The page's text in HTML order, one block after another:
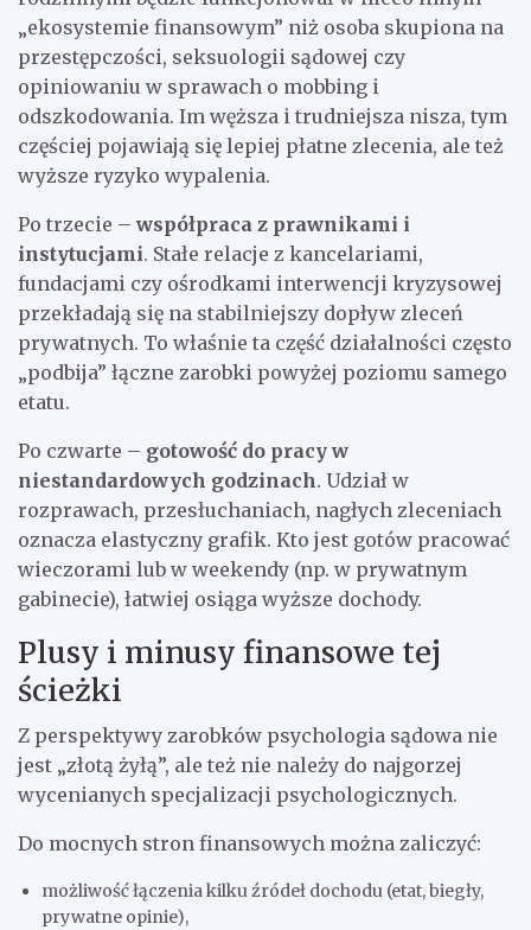
„ekosystemie finansowym” niż osoba skupiona na
przestępczości, seksuologii sądowej czy
opiniowaniu w sprawach o mobbing i
odszkodowania. Im węższa i trudniejsza nisza, tym
częściej pojawiają się lepiej płatne zlecenia, ale też
wyższe ryzyko wypalenia.
Po trzecie –współpraca z prawnikami i
instytucjami. Stałe relacje z kancelariami,
fundacjami czy ośrodkami interwencji kryzysowej
przekładają się na stabilniejszy dopływ zleceń
prywatnych. To właśnie ta część działalności często
„podbija” łączne zarobki powyżej poziomu samego
etatu.
Po czwarte – gotowość do pracy w
niestandardowych godzinach. Udział w
rozprawach, przesłuchaniach, nagłych zleceniach
oznacza elastyczny grafik. Kto jest gotów pracować
wieczorami lub w weekendy (np. w prywatnym
gabinecie), łatwiej osiąga wyższe dochody.
Plusy i minusy finansowe tej
ścieżki
Z perspektywy zarobków psychologia sądowa nie
jest „złotą żyłą”, ale też nie należy do najgorzej
wycenianych specjalizacji psychologicznych.
Do mocnych stron finansowych można zaliczyć:
możliwość łączenia kilku źródeł dochodu (etat, biegły,
prywatne opinie),